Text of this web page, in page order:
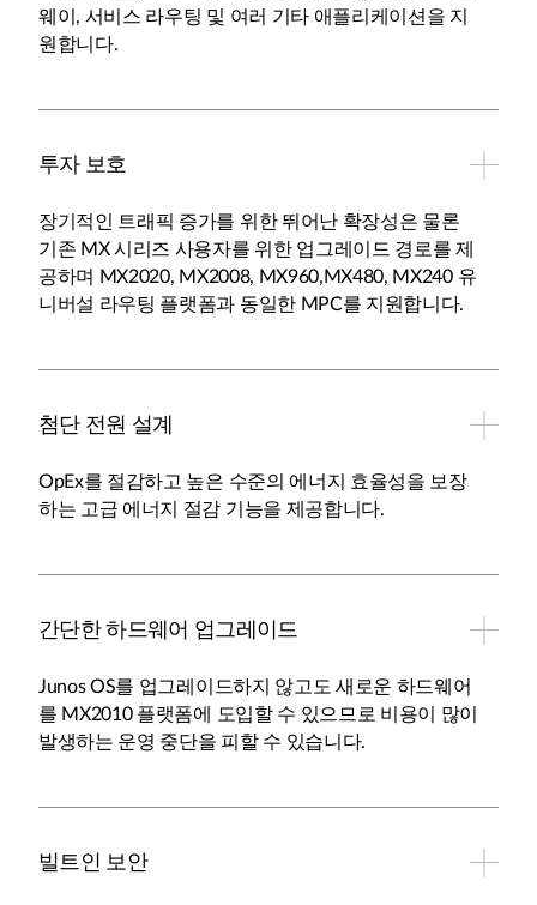
웨이, 서비스 라우팅 및 여러 기타 애플리케이션을 지
원합니다.
투자 보호
장기적인 트래픽 증가를 위한 뛰어난 확장성은 물론
기존 MX 시리즈 사용자를 위한 업그레이드 경로를 제
공하며 MX2020, MX2008, MX960,MX480, MX240 유
니버설 라우팅 플랫폼과 동일한 MPC를 지원합니다.
첨단 전원 설계
OpEx를 절감하고 높은 수준의 에너지 효율성을 보장
하는 고급 에너지 절감 기능을 제공합니다.
간단한 하드웨어 업그레이드
Junos OS를 업그레이드하지 않고도 새로운 하드웨어
를 MX2010 플랫폼에 도입할 수 있으므로 비용이 많이
발생하는 운영 중단을 피할 수 있습니다.
빌트인 보안